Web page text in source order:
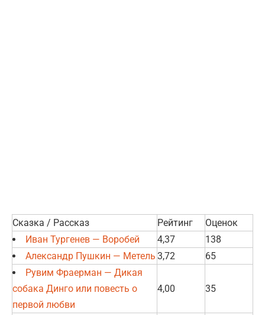
Сказка / Рассказ Рейтинг
Оценок
Иван Тургенев — Воробей
4,37
138
Александр Пушкин — Метель 3,72
65
Рувим Фраерман — Дикая
собака Динго или повесть о
первой любви
4,00 35